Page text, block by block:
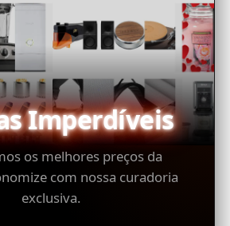
Imperdíveis
os melhores preços da
com nossa curadoria
exclusiva.